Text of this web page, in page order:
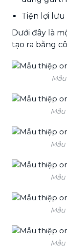
Tiện lợi
Dưới đây là
tạo ra bằng